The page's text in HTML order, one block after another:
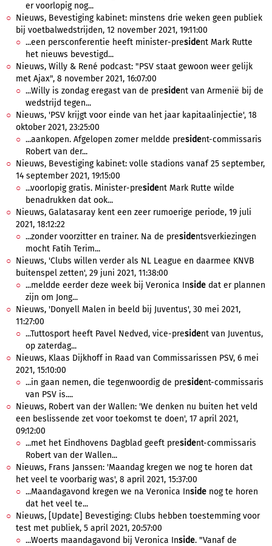
er voorlopig nog...
Nieuws, Bevestiging kabinet: minstens drie weken geen publiek
bij voetbalwedstrijden, 12 november 2021, 19:11:00
...een persconferentie heeft minister-president Mark Rutte
het nieuws bevestigd...
Nieuws, Willy & René podcast: "PSV staat gewoon weer gelijk
met Ajax", 8 november 2021, 16:07:00
...Willy is zondag eregast van de president van Armenië bij de
wedstrijd tegen...
Nieuws, 'PSV krijgt voor einde van het jaar kapitaalinjectie', 18
oktober 2021, 23:25:00
...aankopen. Afgelopen zomer meldde president-commissaris
Robert van der...
Nieuws, Bevestiging kabinet: volle stadions vanaf 25 september,
14 september 2021, 19:15:00
...voorlopig gratis. Minister-president Mark Rutte wilde
benadrukken dat ook...
Nieuws, Galatasaray kent een zeer rumoerige periode, 19 juli
2021, 18:12:22
...zonder voorzitter en trainer. Na de presidentsverkiezingen
mocht Fatih Terim...
Nieuws, 'Clubs willen verder als NL League en daarmee KNVB
buitenspel zetten', 29 juni 2021, 11:38:00
...meldde eerder deze week bij Veronica Inside dat er plannen
zijn om Jong...
Nieuws, 'Donyell Malen in beeld bij Juventus', 30 mei 2021,
11:27:00
...Tuttosport heeft Pavel Nedved, vice-president van Juventus,
op zaterdag...
Nieuws, Klaas Dijkhoff in Raad van Commissarissen PSV, 6 mei
2021, 15:10:00
...in gaan nemen, die tegenwoordig de president-commissaris
van PSV is....
Nieuws, Robert van der Wallen: 'We denken nu buiten het veld
een beslissende zet voor toekomst te doen', 17 april 2021,
09:12:00
...met het Eindhovens Dagblad geeft president-commissaris
Robert van der Wallen...
Nieuws, Frans Janssen: 'Maandag kregen we nog te horen dat
het veel te voorbarig was', 8 april 2021, 15:37:00
...Maandagavond kregen we na Veronica Inside nog te horen
dat het veel te...
Nieuws, [Update] Bevestiging: Clubs hebben toestemming voor
test met publiek, 5 april 2021, 20:57:00
...Woerts maandagavond bij Veronica Inside. "Vanaf de